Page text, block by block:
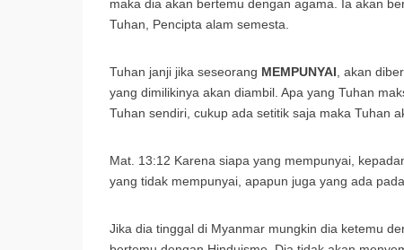
maka dia akan bertemu dengan agama. Ia akan
Tuhan, Pencipta alam semesta.
Tuhan janji jika seseorang MEMPUNYAI , akan
yang dimilikinya akan diambil. Apa yang Tuhan
Tuhan sendiri, cukup ada setitik saja maka Tuhan
Mat. 13:12 Karena siapa yang mempunyai,
yang tidak mempunyai, apapun juga yang ada
Jika dia tinggal di Myanmar mungkin dia ketemu